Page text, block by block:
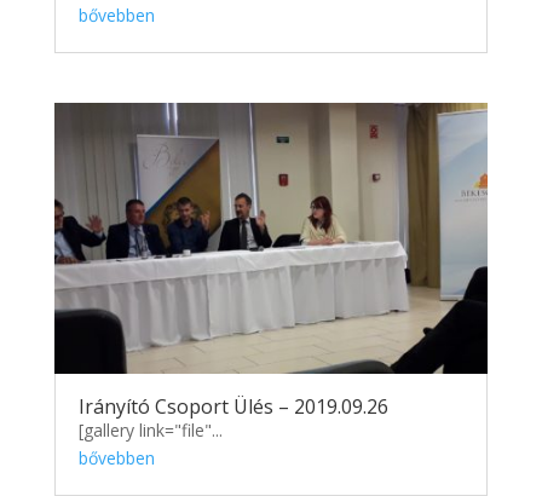
bővebben
Irányító Csoport Ülés – 2019.09.26
[gallery link="file"...
bővebben